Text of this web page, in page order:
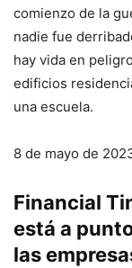
comienzo de la
nadie fue
hay vida en
edificios
una escuela.
8 de mayo de
Financial
está a
las